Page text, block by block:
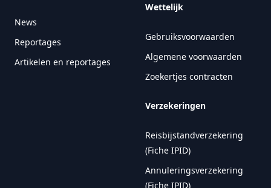
News
Reportages
Artikelen en reportages
Wettelijk
Gebruiksvoorwaarden
Algemene voorwaarden
Zoekertjes contracten
Verzekeringen
Reisbijstandverzekering
(Fiche IPID)
Annuleringsverzekering
(Fiche IPID)